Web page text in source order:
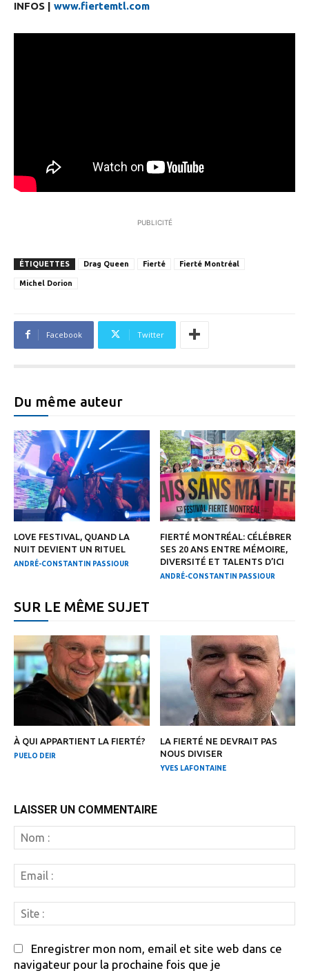
INFOS | www.fiertemtl.com
PUBLICITÉ
ÉTIQUETTES Drag Queen Fierté Fierté Montréal
Michel Dorion
Facebook Twitter
Du même auteur
LOVE FESTIVAL, QUAND LA
NUIT DEVIENT UN RITUEL
ANDRÉ-CONSTANTIN PASSIOUR
FIERTÉ MONTRÉAL: CÉLÉBRER
SES 20 ANS ENTRE MÉMOIRE,
DIVERSITÉ ET TALENTS D’ICI
ANDRÉ-CONSTANTIN PASSIOUR
SUR LE MÊME SUJET
À QUI APPARTIENT LA FIERTÉ?
PUELO DEIR
LA FIERTÉ NE DEVRAIT PAS
NOUS DIVISER
YVES LAFONTAINE
LAISSER UN COMMENTAIRE
:
:
:
Enregistrer mon nom, email et site web dans ce
navigateur pour la prochaine fois que je